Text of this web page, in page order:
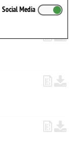
Social Media